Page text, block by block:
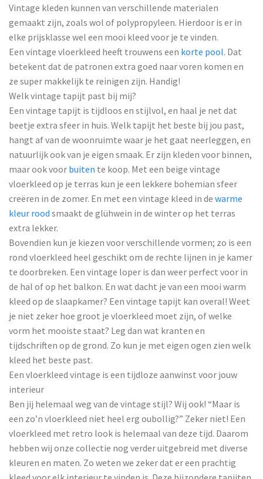
Vintage kleden kunnen van verschillende materialen
gemaakt zijn, zoals wol of polypropyleen. Hierdoor is er in
elke prijsklasse wel een mooi kleed voor je te vinden.
Een vintage vloerkleed heeft trouwens een korte pool. Dat
betekent dat de patronen extra goed naar voren komen en
ze super makkelijk te reinigen zijn. Handig!
Welk vintage tapijt past bij mij?
Een vintage tapijt is tijdloos en stijlvol, en haal je net dat
beetje extra sfeer in huis. Welk tapijt het beste bij jou past,
hangt af van de woonruimte waar je het gaat neerleggen, en
natuurlijk ook van je eigen smaak. Er zijn kleden voor binnen,
maar ook voor buiten te koop. Met een beige vintage
vloerkleed op je terras kun je een lekkere bohemian sfeer
creëren in de zomer. En met een vintage kleed in de warme
kleur rood smaakt de glühwein in de winter op het terras
extra lekker.
Bovendien kun je kiezen voor verschillende vormen; zo is een
rond vloerkleed heel geschikt om de rechte lijnen in je kamer
te doorbreken. Een vintage loper is dan weer perfect voor in
de hal of op het balkon. En wat dacht je van een mooi warm
kleed op de slaapkamer? Een vintage tapijt kan overal! Weet
je niet zeker hoe groot je vloerkleed moet zijn, of welke
vorm het mooiste staat? Leg dan wat kranten en
tijdschriften op de grond. Zo kun je met eigen ogen zien welk
kleed het beste past.
Een vloerkleed vintage is een tijdloze aanwinst voor jouw
interieur
Ben jij helemaal weg van de vintage stijl? Wij ook! “Maar is
een zo’n vloerkleed niet heel erg oubollig?” Zeker niet! Een
vloerkleed met retro look is helemaal van deze tijd. Daarom
hebben wij onze collectie nog verder uitgebreid met diverse
kleuren en maten. Zo weten we zeker dat er een prachtig